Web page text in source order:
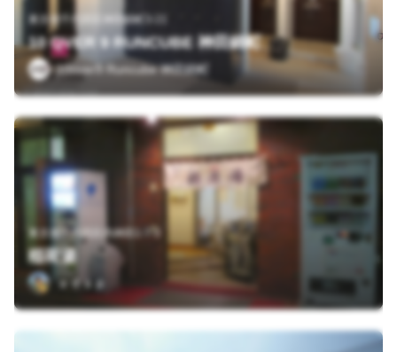
東京都千代田区神田錦町3-21
10 OVER 9 RUNCUBE 神田錦町
10over9 Runcube 神田錦町
東京都千代田区内神田1-7-3
稲荷湯
ａｄａｐ